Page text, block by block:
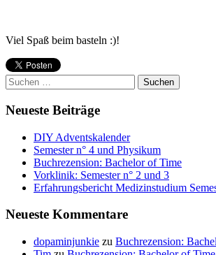
Viel Spaß beim basteln :)!
Suchen
nach:
Neueste Beiträge
DIY Adventskalender
Semester n° 4 und Physikum
Buchrezension: Bachelor of Time
Vorklinik: Semester n° 2 und 3
Erfahrungsbericht Medizinstudium
Neueste Kommentare
dopaminjunkie zu Buchrezension: